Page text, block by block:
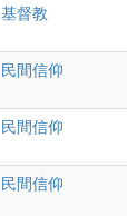
基督教
民間信仰
民間信仰
民間信仰